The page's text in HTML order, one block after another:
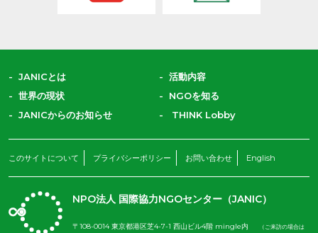
JANICとは
活動内容
世界の現状
NGOを知る
JANICからのお知らせ
THINK Lobby
このサイトについて プライバシーポリシー お問い合わせ English
NPO法人 国際協力NGOセンター（JANIC）
〒108-0014 東京都港区芝4-7-1 西山ビル4階 mingle内 （ご来訪の場合は